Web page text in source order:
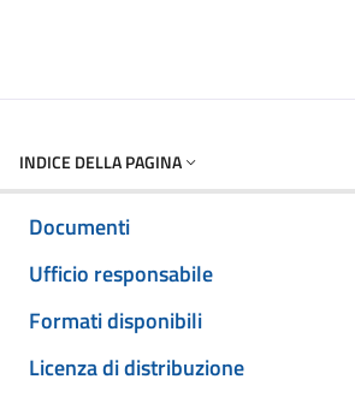
INDICE DELLA PAGINA
Documenti
Ufficio responsabile
Formati disponibili
Licenza di distribuzione